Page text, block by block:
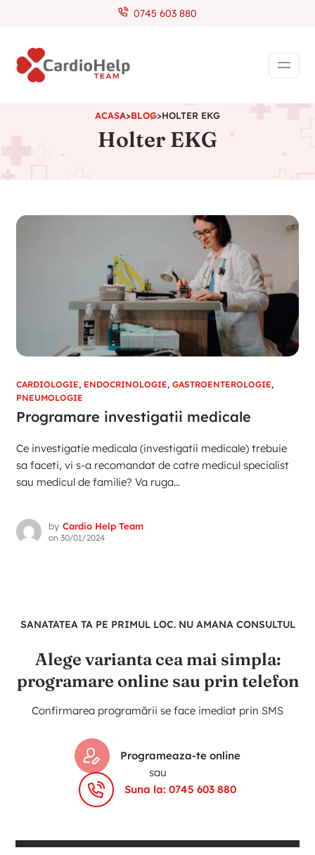
0745 603 880
ACASA>BLOG>HOLTER EKG
Holter EKG
CARDIOLOGIE, ENDOCRINOLOGIE, GASTROENTEROLOGIE,
PNEUMOLOGIE
Programare investigatii medicale
Ce investigatie medicala (investigatii medicale) trebuie
sa faceti, vi s-a recomandat de catre medicul specialist
sau medicul de familie? Va ruga...
by Cardio Help Team
on 30/01/2024
SANATATEA TA PE PRIMUL LOC. NU AMANA CONSULTUL
Alege varianta cea mai simpla:
programare online sau prin telefon
Confirmarea programării se face imediat prin SMS
Programeaza-te online
sau
Suna la: 0745 603 880